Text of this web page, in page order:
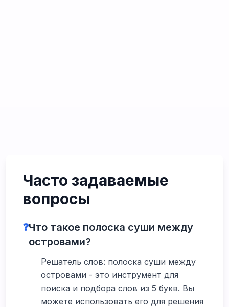
Часто задаваемые
вопросы
❓Что такое полоска суши между
островами?
Решатель слов: полоска суши между
островами - это инструмент для
поиска и подбора слов из 5 букв. Вы
можете использовать его для решения